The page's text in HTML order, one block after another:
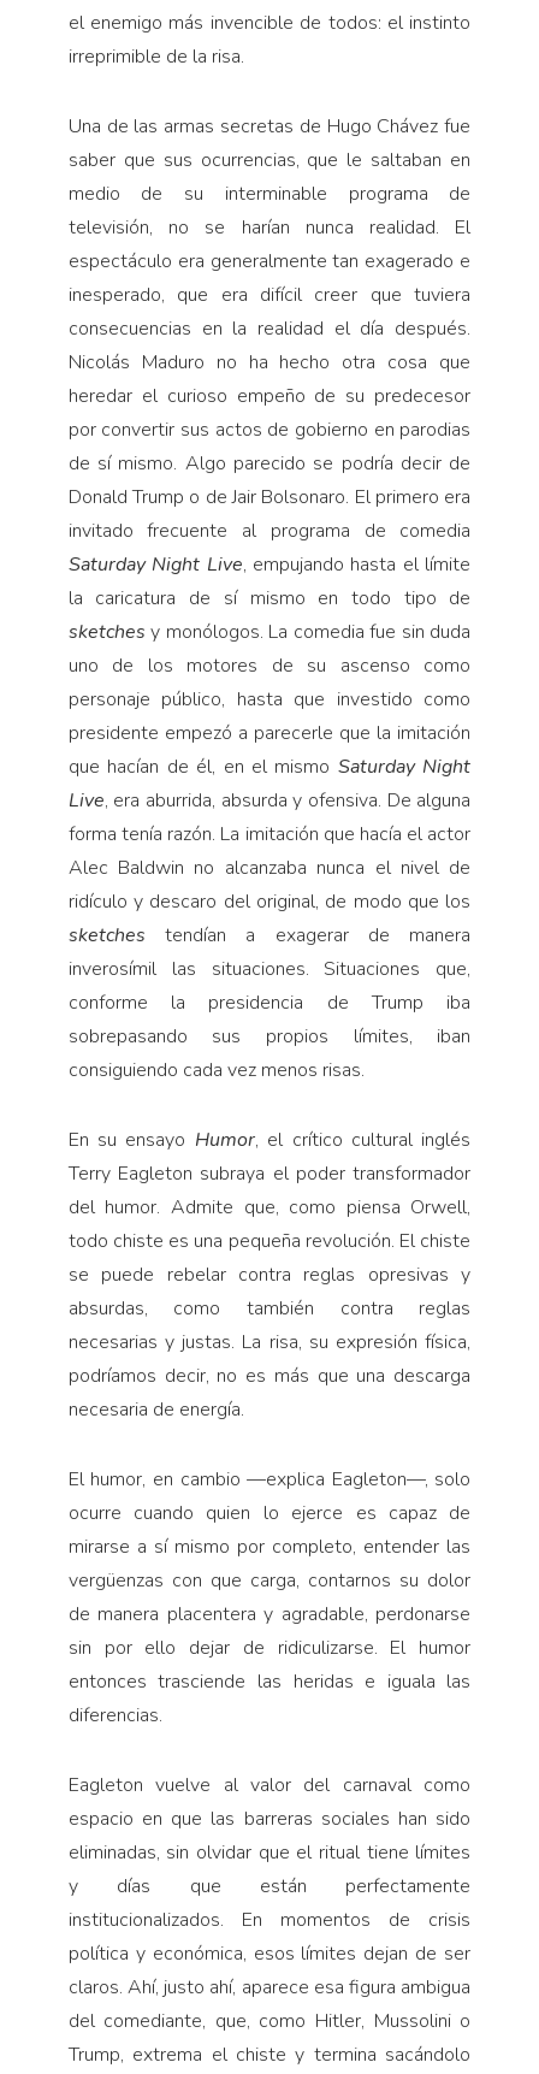
el enemigo más invencible de todos: el instinto
irreprimible de la risa.
Una de las armas secretas de Hugo Chávez fue
saber que sus ocurrencias, que le saltaban en
medio de su interminable programa de
televisión, no se harían nunca realidad. El
espectáculo era generalmente tan exagerado e
inesperado, que era difícil creer que tuviera
consecuencias en la realidad el día después.
Nicolás Maduro no ha hecho otra cosa que
heredar el curioso empeño de su predecesor
por convertir sus actos de gobierno en parodias
de sí mismo. Algo parecido se podría decir de
Donald Trump o de Jair Bolsonaro. El primero era
invitado frecuente al programa de comedia
Saturday Night Live, empujando hasta el límite
la caricatura de sí mismo en todo tipo de
sketchesy monólogos. La comedia fue sin duda
uno de los motores de su ascenso como
personaje público, hasta que investido como
presidente empezó a parecerle que la imitación
que hacían de él, en el mismo Saturday Night
Live, era aburrida, absurda y ofensiva. De alguna
forma tenía razón. La imitación que hacía el actor
Alec Baldwin no alcanzaba nunca el nivel de
ridículo y descaro del original, de modo que los
sketchestendían a exagerar de manera
inverosímil las situaciones. Situaciones que,
conforme la presidencia de Trump iba
sobrepasando sus propios límites, iban
consiguiendo cada vez menos risas.
En su ensayo Humor, el crítico cultural inglés
Terry Eagleton subraya el poder transformador
del humor. Admite que, como piensa Orwell,
todo chiste es una pequeña revolución. El chiste
se puede rebelar contra reglas opresivas y
absurdas, como también contra reglas
necesarias y justas. La risa, su expresión física,
podríamos decir, no es más que una descarga
necesaria de energía.
El humor, en cambio —explica Eagleton—, solo
ocurre cuando quien lo ejerce es capaz de
mirarse a sí mismo por completo, entender las
vergüenzas con que carga, contarnos su dolor
de manera placentera y agradable, perdonarse
sin por ello dejar de ridiculizarse. El humor
entonces trasciende las heridas e iguala las
diferencias.
Eagleton vuelve al valor del carnaval como
espacio en que las barreras sociales han sido
eliminadas, sin olvidar que el ritual tiene límites
y días que están perfectamente
institucionalizados. En momentos de crisis
política y económica, esos límites dejan de ser
claros. Ahí, justo ahí, aparece esa figura ambigua
del comediante, que, como Hitler, Mussolini o
Trump, extrema el chiste y termina sacándolo